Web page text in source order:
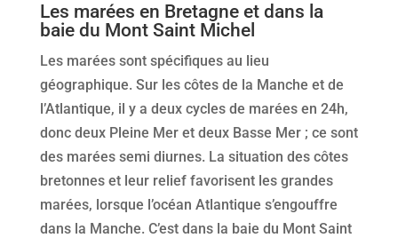
Les marées en Bretagne et dans la
baie du Mont Saint Michel
Les marées sont spécifiques au lieu
géographique. Sur les côtes de la Manche et de
l’Atlantique, il y a deux cycles de marées en 24h,
donc deux Pleine Mer et deux Basse Mer ; ce sont
des marées semi diurnes. La situation des côtes
bretonnes et leur relief favorisent les grandes
marées, lorsque l’océan Atlantique s’engouffre
dans la Manche. C’est dans la baie du Mont Saint